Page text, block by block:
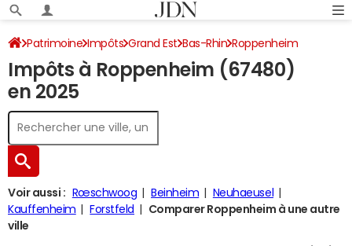
Patrimoine Impôts Grand Est Bas-Rhin Roppenheim
Impôt sur le revenu
Impôts à Roppenheim (67480)
en 2025
Voir aussi : Rœschwoog Beinheim
Neuhaeusel
Kauffenheim
Forstfeld
Comparer Roppenheim à une autre
ville